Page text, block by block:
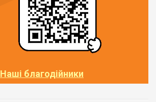
Наші благодійники